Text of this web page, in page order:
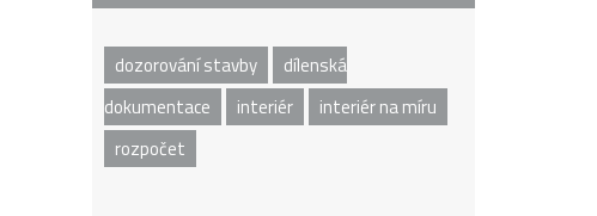
dozorování stavby
dílenská
dokumentace
interiér
interiér na míru
rozpočet